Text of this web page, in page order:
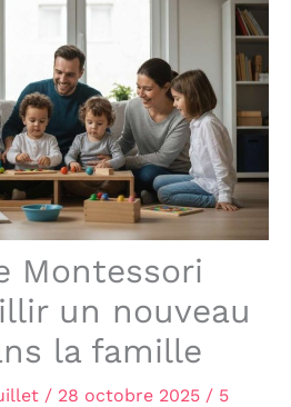
Montessori
un nouveau
la famille
/ 28 octobre 2025 / 5